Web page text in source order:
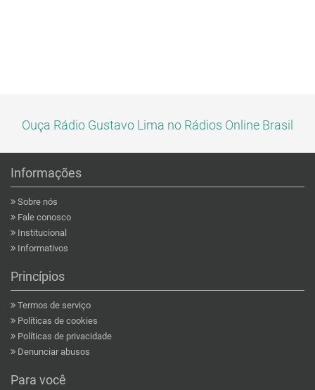
Ouça Rádio Gustavo Lima no Rádios Online Brasil
Informações
Sobre nós
Fale conosco
Institucional
Informativos
Princípios
Termos de serviço
Políticas de cookies
Políticas de privacidade
Denunciar abusos
Para você